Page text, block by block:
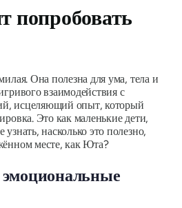
попробовать
Она полезна для ума, тела и
взаимодействия с
исцеляющий опыт, который
Это как маленькие дети,
насколько это полезно,
месте, как Юта?